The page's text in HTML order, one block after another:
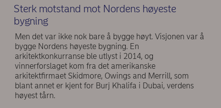
Sterk motstand mot Nordens høyeste
bygning
Men det var ikke nok bare å bygge høyt. Visjonen var å
bygge Nordens høyeste bygning. En
arkitektkonkurranse ble utlyst i 2014, og
vinnerforslaget kom fra det amerikanske
arkitektfirmaet Skidmore, Owings and Merrill, som
blant annet er kjent for Burj Khalifa i Dubai, verdens
høyest tårn.